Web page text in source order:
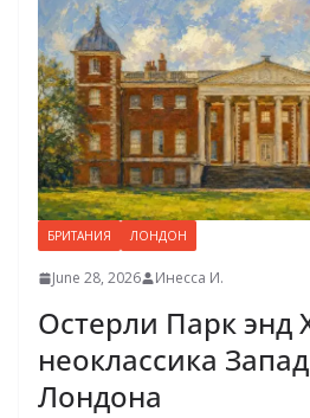
БРИТАНИЯ ЛОНДОН
June 28, 2026 Инесса И.
Остерли Парк энд
неоклассика
Лондона